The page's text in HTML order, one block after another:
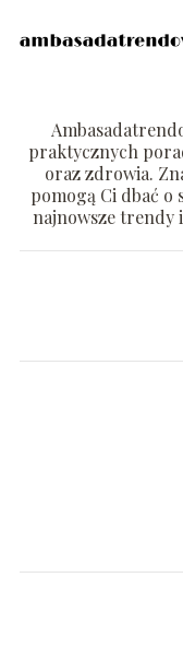
praktycznych
oraz zdrowia.
pomogą Ci dbać o
najnowsze trendy